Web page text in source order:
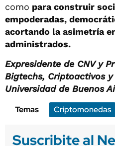
como para construir
empoderadas,
acortando la asimetría
administrados.
Expresidente de CNV y
Bigtechs, Criptoactivos
Universidad de Buenos
Temas
Criptomonedas
Suscribite al